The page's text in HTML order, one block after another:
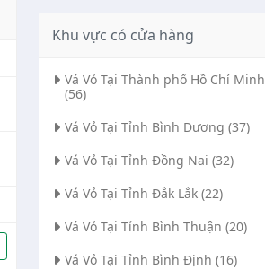
Khu vực có cửa hàng
Vá Vỏ Tại Thành phố Hồ Chí Minh
(56)
Vá Vỏ Tại Tỉnh Bình Dương (37)
Vá Vỏ Tại Tỉnh Đồng Nai (32)
Vá Vỏ Tại Tỉnh Đắk Lắk (22)
Vá Vỏ Tại Tỉnh Bình Thuận (20)
Vá Vỏ Tại Tỉnh Bình Định (16)